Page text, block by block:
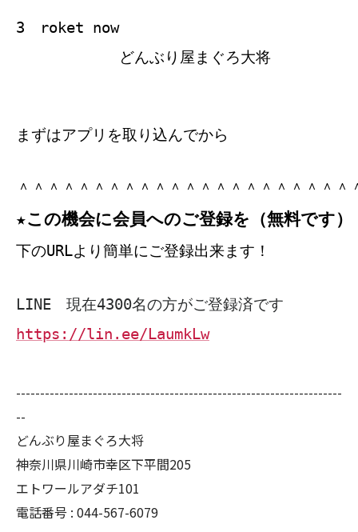
3 roket now
どんぶり屋まぐろ大将
まずはアプリを取り込んでから
＾＾＾＾＾＾＾＾＾＾＾＾＾＾＾＾＾＾＾＾＾
★この機会に会員へのご登録を（無料です）
下のURLより簡単にご登録出来ます！
LINE 現在4300名の方がご登録済です
https://lin.ee/LaumkLw
--------------------------------------------------------------------
--
どんぶり屋まぐろ大将
神奈川県川崎市幸区下平間205
エトワールアダチ101
電話番号 : 044-567-6079